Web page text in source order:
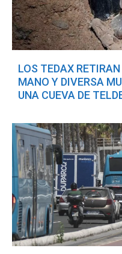
LOS TEDAX
MANO Y DIVERSA
UNA CUEVA DE